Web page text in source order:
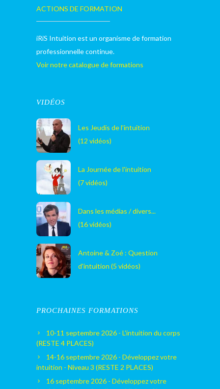
ACTIONS DE FORMATION
iRiS Intuition est un organisme de formation
professionnelle continue.
Voir notre catalogue de formations
VIDÉOS
Les Jeudis de l'intuition
(12 vidéos)
La Journée de l'intuition
(7 vidéos)
Dans les médias / divers...
(16 vidéos)
Antoine & Zoé : Question
d'intuition (5 vidéos)
PROCHAINES FORMATIONS
10-11 septembre 2026 - L'intuition du corps
(RESTE 4 PLACES)
14-16 septembre 2026 - Développez votre
intuition - Niveau 3 (RESTE 2 PLACES)
16 septembre 2026 - Développez votre